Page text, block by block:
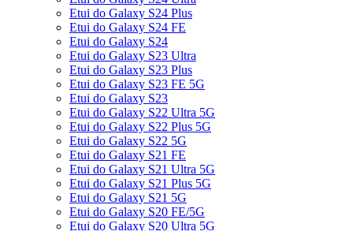
Etui do Galaxy S24 Plus
Etui do Galaxy S24 FE
Etui do Galaxy S24
Etui do Galaxy S23 Ultra
Etui do Galaxy S23 Plus
Etui do Galaxy S23 FE 5G
Etui do Galaxy S23
Etui do Galaxy S22 Ultra 5G
Etui do Galaxy S22 Plus 5G
Etui do Galaxy S22 5G
Etui do Galaxy S21 FE
Etui do Galaxy S21 Ultra 5G
Etui do Galaxy S21 Plus 5G
Etui do Galaxy S21 5G
Etui do Galaxy S20 FE/5G
Etui do Galaxy S20 Ultra 5G